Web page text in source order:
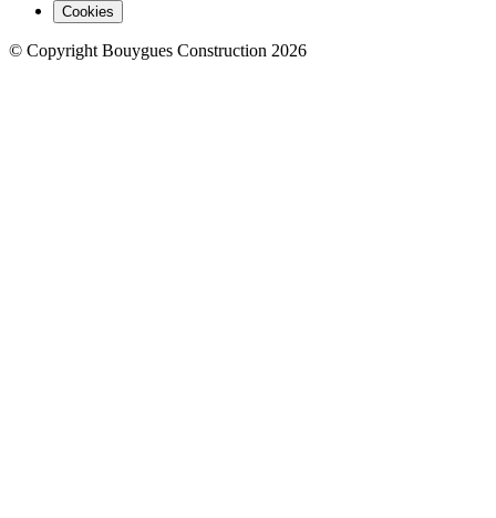
Cookies
© Copyright Bouygues Construction 2026